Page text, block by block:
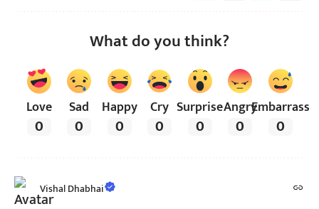
What do you think?
Love
0
Sad
0
Happy
0
Cry
0
Surprise
0
Angry
0
Embarrass
0
Vishal Dhabhai